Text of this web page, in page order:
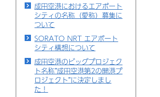
成田空港におけるエアポート
シティの名称（愛称）募集に
ついて
SORATO NRT エアポート
シティ構想について
成田空港のビッグプロジェク
ト名称”成田空港第2の開港プ
ロジェクト”に決定しまし
た！